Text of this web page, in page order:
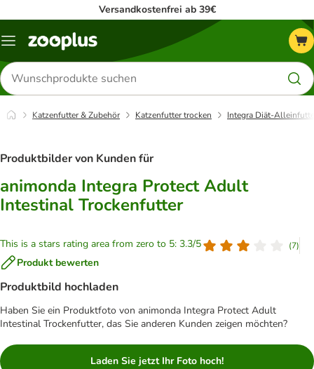
Versandkostenfrei ab 39€
Menü
Produkte
suchen
Katzenfutter & Zubehör Katzenfutter trocken Integra Diät-
Produktbilder von Kunden für
animonda Integra Protect Adult
Intestinal Trockenfutter
This is a stars rating area from zero to 5: 3.3/5 (7)
Produkt bewerten
Produktbild hochladen
Haben Sie ein Produktfoto von animonda Integra Protect Adult
Intestinal Trockenfutter, das Sie anderen Kunden zeigen möchten?
Laden Sie jetzt Ihr Foto hoch!